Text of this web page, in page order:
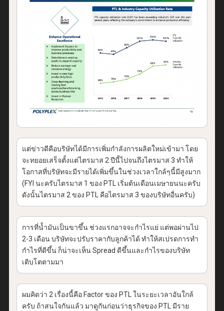
แต่ข่าวดีคือบริษัทได้มีการเพิ่มกำลังการผลิตใหม่เข้ามา โดย
จะทยอยเสร็จตั้งแต่ไตรมาส 2 ปีนี้ไปจนถึงไตรมาส 3 ทำให้
โอกาสที่บริษัทจะมีรายได้เพิ่มขึ้นในช่วงเวลาใกล้ๆนี้มีสูงมาก
(FYI นะครับไตรมาส 1 ของ PTL เริ่มต้นเดือนเมษายนนะครับ
ดังนั้นไตรมาส 2 ของ PTL คือไตรมาส 3 ของบริษัทอื่นครับ)
การที่น้ำมันเป็นขาขึ้น ช่วงแรกอาจจะกำไรแย่ แต่พอผ่านไป
2-3 เดือน บริษัทจะปรับราคากับลูกค้าได้ ทำให้สเปรดการทำ
กำไรที่ดีขึ้น ก็น่าจะเห็น Spread ดีขึ้นและกำไรของบริษัท
เติบโตตามมา
ผมคิดว่า 2 เรื่องนี้คือ Factor ของ PTL ในระยะเวลาอันใกล้
ครับ ถ้าสนใจกันแล้ว มาดูกันก่อนว่าธุรกิจของ PTL มีราย